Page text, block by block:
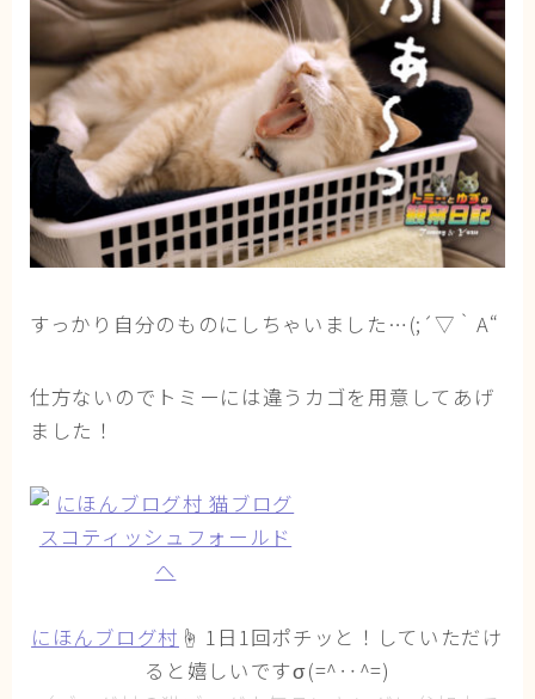
すっかり自分のものにしちゃいました…(;´▽｀A“
仕方ないのでトミーには違うカゴを用意してあげ
ました！
にほんブログ村 ☝ 1日1回ポチッと！していただけ
ると嬉しいですσ(=^‥^=)